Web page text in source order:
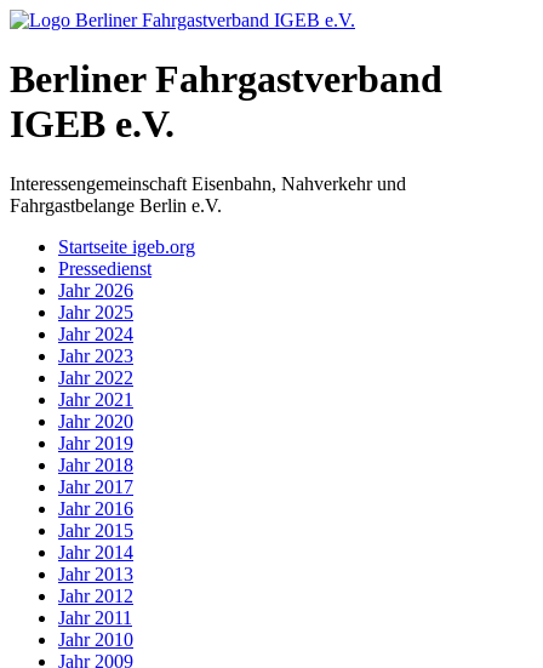
Berliner Fahrgastverband
IGEB e.V.
Interessengemeinschaft Eisenbahn, Nahverkehr und
Fahrgastbelange Berlin e.V.
Startseite igeb.org
Pressedienst
Jahr 2026
Jahr 2025
Jahr 2024
Jahr 2023
Jahr 2022
Jahr 2021
Jahr 2020
Jahr 2019
Jahr 2018
Jahr 2017
Jahr 2016
Jahr 2015
Jahr 2014
Jahr 2013
Jahr 2012
Jahr 2011
Jahr 2010
Jahr 2009